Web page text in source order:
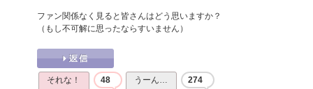
ファン関係なく見ると皆さんはどう思いますか？
（もし不可解に思ったならすいません）
それな！ 48 うーん… 274